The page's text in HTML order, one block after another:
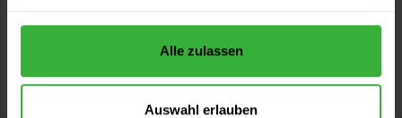
Alle zulassen
Auswahl erlauben